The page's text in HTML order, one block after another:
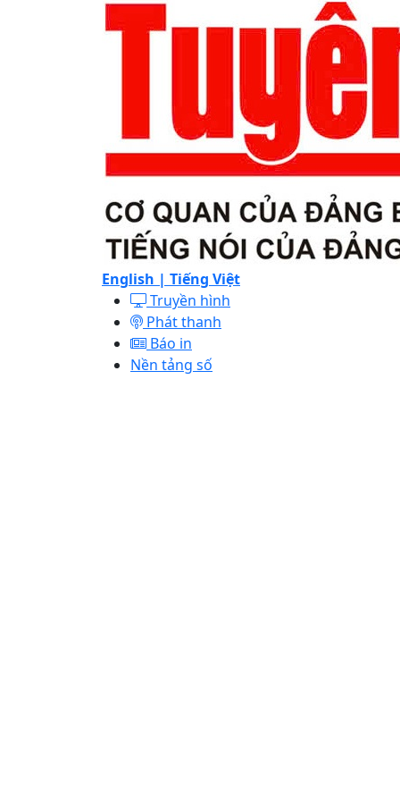
English | Tiếng Việt
Truyền hình
Phát thanh
Báo in
Nền tảng số